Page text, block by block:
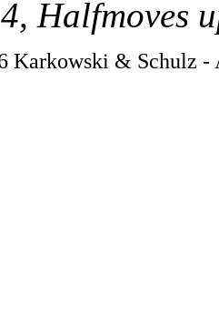
Halfmoves
Karkowski & Schulz